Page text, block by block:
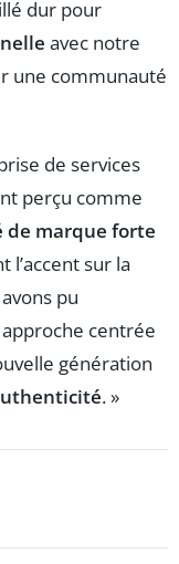
dur pour
avec notre
une communauté
de services
perçu comme
marque forte
l’accent sur la
pu
centrée
génération
. »